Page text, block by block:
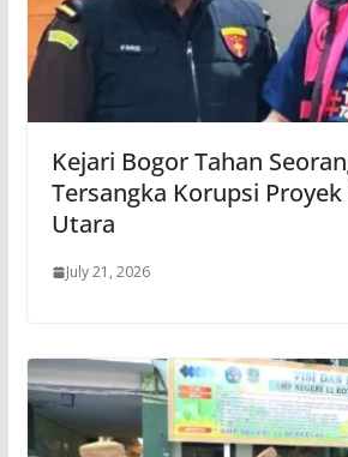
Kejari Bogor Tahan
Tersangka Korupsi Proyek
Utara
July 21, 2026